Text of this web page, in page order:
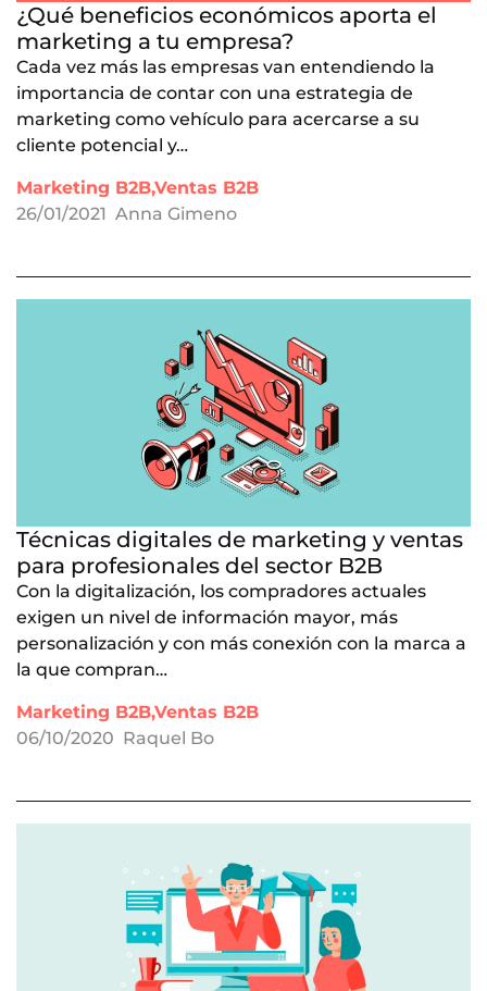
¿Qué beneficios económicos aporta el
marketing a tu empresa?
Cada vez más las empresas van entendiendo la
importancia de contar con una estrategia de
marketing como vehículo para acercarse a su
cliente potencial y…
Marketing B2B,Ventas B2B
26/01/2021 Anna Gimeno
Técnicas digitales de marketing y ventas
para profesionales del sector B2B
Con la digitalización, los compradores actuales
exigen un nivel de información mayor, más
personalización y con más conexión con la marca a
la que compran…
Marketing B2B,Ventas B2B
06/10/2020 Raquel Bo